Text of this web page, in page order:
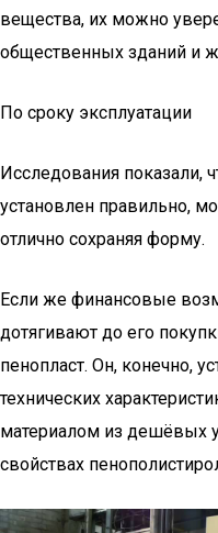
вещества, их можно
общественных зданий и
По сроку эксплуатации
Исследования показали,
установлен правильно,
отлично сохраняя форму.
Если же финансовые
дотягивают до его
пенопласт. Он, конечно,
технических
материалом из дешёвых
свойствах